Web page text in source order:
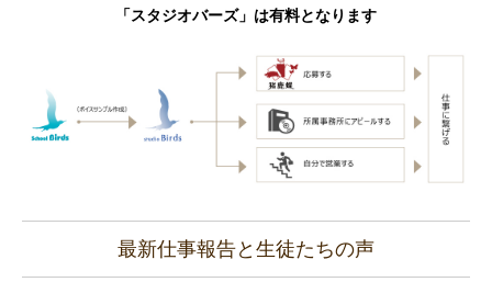
「スタジオバーズ」は有料となります
最新仕事報告と生徒たちの声